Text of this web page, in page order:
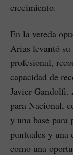
crecimiento.
En la vereda
Arias levantó
profesional,
capacidad de
Javier Gandolfi.
para Nacional,
y una base para
puntuales y una
como una